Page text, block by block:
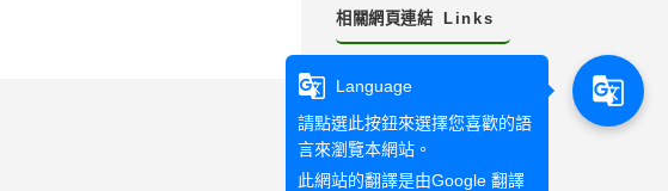
相關網頁連結 Links
:::
文藻教務小幫手
Academic Affairs
Assistant
g_translate
Language
請點選此按鈕來選擇您喜歡的語
言來瀏覽本網站。
此網站的翻譯是由Google 翻譯
g_translate